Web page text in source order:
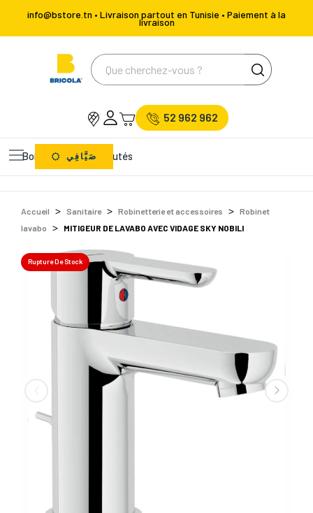
info@bstore.tn • Livraison partout en Tunisie • Paiement à la
livraison
52 962 962
Bons Plans Nouveautés
صَيَّافِي
Accueil Sanitaire Robinetterie et accessoires
Robinet
lavabo
MITIGEUR DE LAVABO AVEC VIDAGE SKY NOBILI
Rupture De Stock